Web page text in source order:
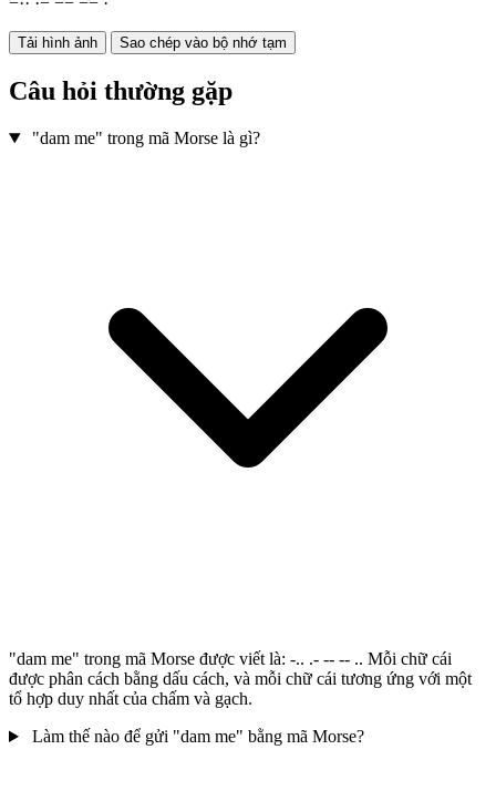
Tải hình ảnh Sao chép vào bộ nhớ tạm
Câu hỏi thường gặp
"dam me" trong mã Morse là gì?
"dam me" trong mã Morse được viết là: -.. .- -- -- .. Mỗi chữ cái
được phân cách bằng dấu cách, và mỗi chữ cái tương ứng với một
tổ hợp duy nhất của chấm và gạch.
Làm thế nào để gửi "dam me" bằng mã Morse?